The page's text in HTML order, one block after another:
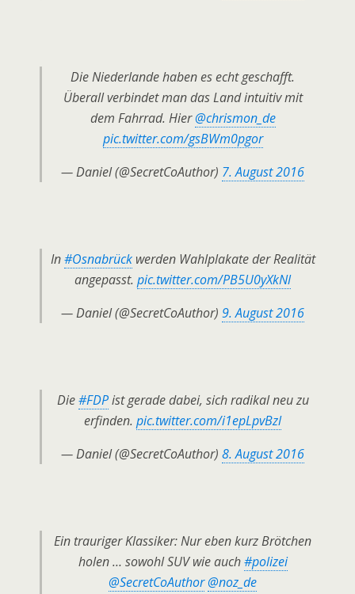
Die Niederlande haben es echt geschafft.
Überall verbindet man das Land intuitiv mit
dem Fahrrad. Hier@chrismon_de
pic.twitter.com/gsBWm0pgor
— Daniel (@SecretCoAuthor) 7. August 2016
In#Osnabrückwerden Wahlplakate der Realität
angepasst. pic.twitter.com/PB5U0yXkNl
— Daniel (@SecretCoAuthor) 9. August 2016
Die#FDPist gerade dabei, sich radikal neu zu
erfinden. pic.twitter.com/i1epLpvBzl
— Daniel (@SecretCoAuthor) 8. August 2016
Ein trauriger Klassiker: Nur eben kurz Brötchen
holen … sowohl SUV wie auch#polizei
@SecretCoAuthor@noz_de